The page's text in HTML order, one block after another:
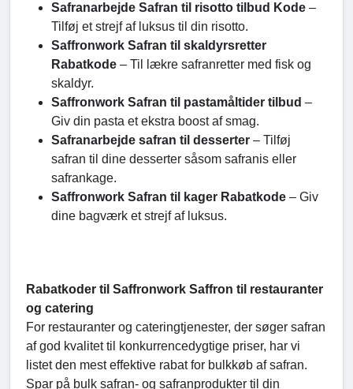
Safranarbejde Safran til risotto tilbud Kode –
Tilføj et strejf af luksus til din risotto.
Saffronwork Safran til skaldyrsretter
Rabatkode – Til lækre safranretter med fisk og
skaldyr.
Saffronwork Safran til pastamåltider tilbud –
Giv din pasta et ekstra boost af smag.
Safranarbejde safran til desserter – Tilføj
safran til dine desserter såsom safranis eller
safrankage.
Saffronwork Safran til kager Rabatkode – Giv
dine bagværk et strejf af luksus.
Rabatkoder til Saffronwork Saffron til restauranter
og catering
For restauranter og cateringtjenester, der søger safran
af god kvalitet til konkurrencedygtige priser, har vi
listet den mest effektive rabat for bulkkøb af safran.
Spar på bulk safran- og safranprodukter til din